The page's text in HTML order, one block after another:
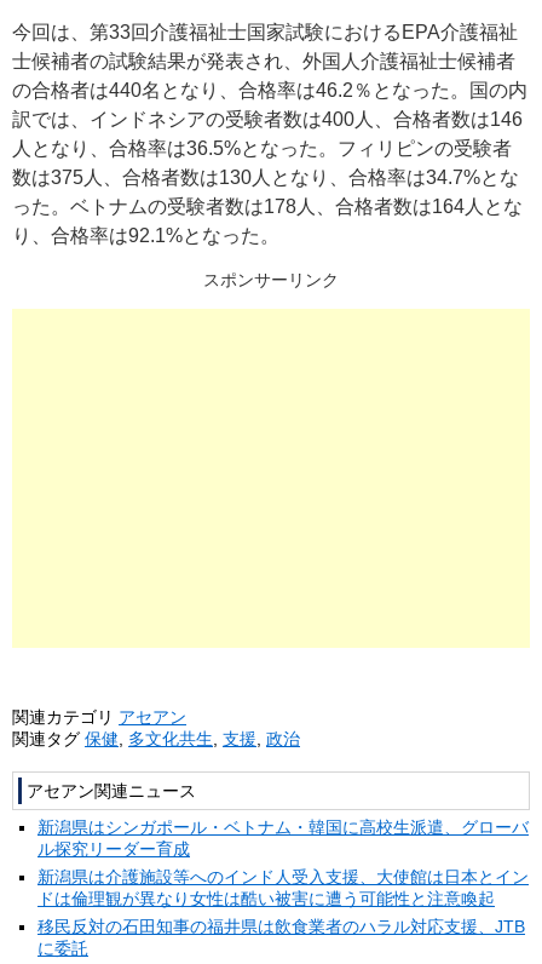
今回は、第33回介護福祉士国家試験におけるEPA介護福祉
士候補者の試験結果が発表され、外国人介護福祉士候補者
の合格者は440名となり、合格率は46.2％となった。国の内
訳では、インドネシアの受験者数は400人、合格者数は146
人となり、合格率は36.5%となった。フィリピンの受験者
数は375人、合格者数は130人となり、合格率は34.7%とな
った。ベトナムの受験者数は178人、合格者数は164人とな
り、合格率は92.1%となった。
スポンサーリンク
関連カテゴリ アセアン
関連タグ 保健 多文化共生 支援 政治
アセアン関連ニュース
新潟県はシンガポール・ベトナム・韓国に高校生派遣、グローバ
ル探究リーダー育成
新潟県は介護施設等へのインド人受入支援、大使館は日本とイン
ドは倫理観が異なり女性は酷い被害に遭う可能性と注意喚起
移民反対の石田知事の福井県は飲食業者のハラル対応支援、JTB
に委託